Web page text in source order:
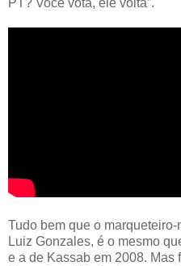
PT? Você vota, ele volta”.
Tudo bem que o
Luiz Gonzales, é o mesmo
e a de Kassab em 2008. Mas